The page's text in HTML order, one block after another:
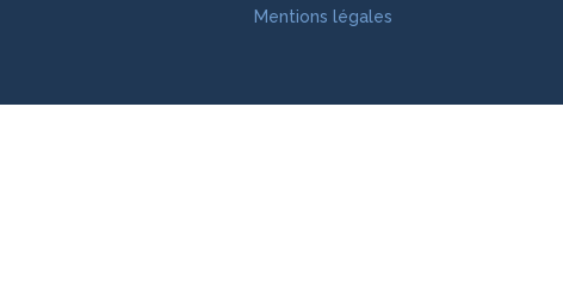
Mentions légales